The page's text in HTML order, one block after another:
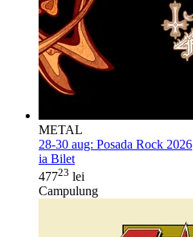
METAL
28-30 aug: Posada Rock 2026
ia Bilet
47723 lei
Campulung